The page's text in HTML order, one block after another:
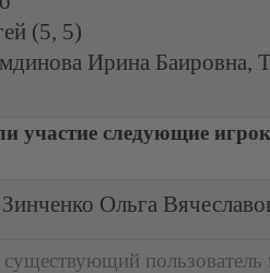
(5, 5)
Ирина Баировна,
участие следующие
Ольга
существующий пользователь